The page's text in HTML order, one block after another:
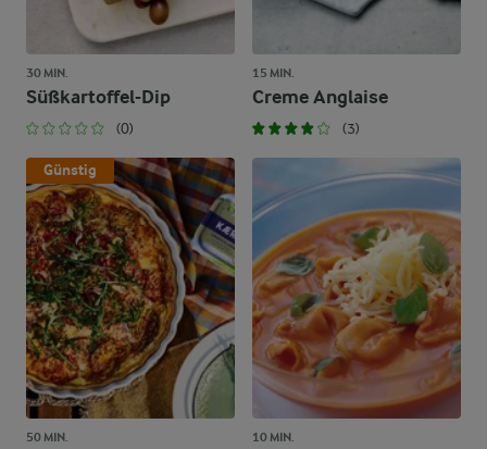
30 MIN.
Süßkartoffel-Dip
(0)
15 MIN.
Creme Anglaise
(3)
Günstig
50 MIN. 10 MIN.